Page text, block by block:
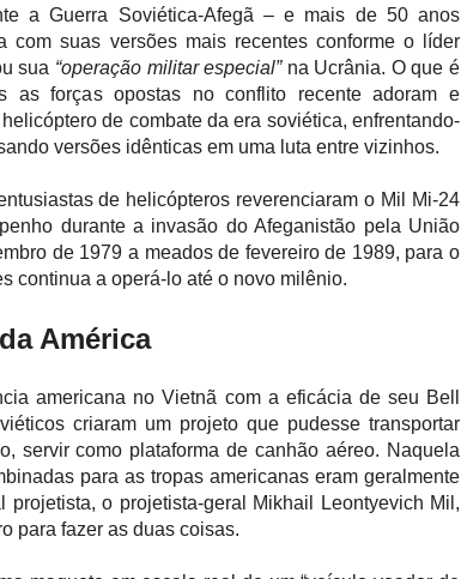
a Guerra Soviética-Afegã – e mais de 50 anos
com suas versões mais recentes conforme o líder
sua “operação militar especial”na Ucrânia. O que é
as forças opostas no conflito recente adoram e
de combate da era soviética, enfrentando-
versões idênticas em uma luta entre vizinhos.
de helicópteros reverenciaram o Mil Mi-24
durante a invasão do Afeganistão pela União
de 1979 a meados de fevereiro de 1989, para o
continua a operá-lo até o novo milênio.
América
americana no Vietnã com a eficácia de seu Bell
criaram um projeto que pudesse transportar
servir como plataforma de canhão aéreo. Naquela
para as tropas americanas eram geralmente
projetista, o projetista-geral Mikhail Leontyevich Mil,
para fazer as duas coisas.